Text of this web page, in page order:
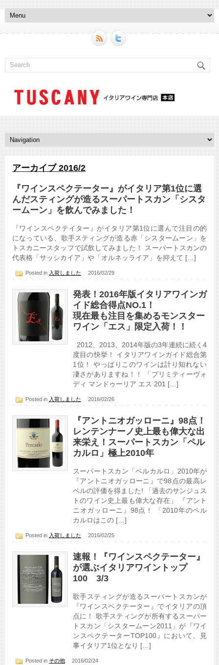
アーカイブ 2016/2
『ワインスペクテーター』がイタリア第1位に選
んだスティングが造るスーパートスカン「シスタ
ームーン」を飲んでみました！
『ワインスペクテイター』がイタリア第1位に選んで注目の的
になっている、歌手スティングが造る赤「シスタームーン」を
トスカニースタッフで試飲してみました！ スーパートスカンの
代表格「サッシカイア」や「オルネッライア」を抑えて […]
Posted in 入荷しました 2016/02/29
発表！2016年版イタリアワインガ
イド総合得点NO.1！
現在最も注目を集めるモンスター
ワイン「エス」限定入荷！！
2012、2013、2014年版の3年連続に続く4
度目の快挙！ イタリアワインガイド総合第
1位！ やっぱりこのワインは計り知れない
凄さがありますね！！ 「プリミティーヴォ
ディ マンドゥーリア エス 201 […]
Posted in 入荷しました 2016/02/26
『アントニオガッローニ』98点！
レンテンナーノ史上最も偉大な出
来栄え！スーパートスカン「ペル
カルロ」極上2010年
スーパートスカン「ペルカルロ」2010年が
『アントニオガッローニ』で98点の最高レ
ベルの評価を得ました! 「過去のサンジュス
トのワイン史上最も偉大な存在」 『アント
ニオガッローニ』98点！ 「2010年のペル
カルロはこの […]
Posted in 入荷しました 2016/02/25
速報！『ワインスペクテーター』
が選ぶイタリアワイントップ
100 3/3
歌手スティングが造るスーパートスカンが
『ワインスペクテーター』でイタリアの頂
点に！ 歌手スティングが所有するスーパー
トスカン「シスタームーン2011」が『ワイ
ンスペクテーターTOP100』において、見
事イタリア1位となり […]
Posted in その他 2016/02/24